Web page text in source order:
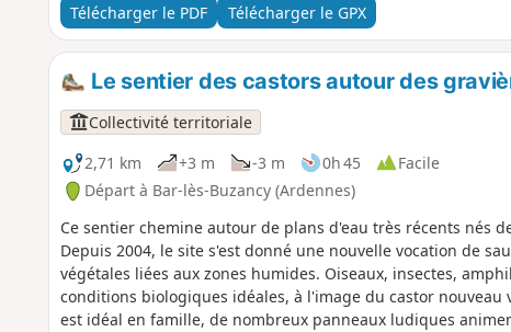
Télécharger le PDF Télécharger le GPX
Le sentier des castors autour des
Collectivité territoriale
2,71 km
+3 m -3 m 0h 45
Facile
Départ à Bar-lès-Buzancy (Ardennes)
Ce sentier chemine autour de plans d'eau très récents nés
Depuis 2004, le site s'est donné une nouvelle vocation de
végétales liées aux zones humides. Oiseaux, insectes,
conditions biologiques idéales, à l'image du castor
est idéal en famille, de nombreux panneaux ludiques